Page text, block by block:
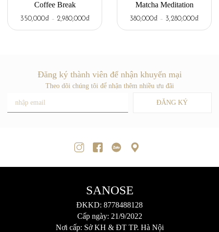
Coffee Break
350,000₫ – 2,980,000₫
Matcha Meditation
380,000₫ – 3,280,000₫
Đăng ký thành viên để nhận khuyến mại
Theo dõi chúng tôi để nhận thêm nhiều ưu đãi
ĐĂNG KÝ
SANOSE
ĐKKD: 8778488128
Cấp ngày: 21/9/2022
Nơi cấp: Sở KH & ĐT TP. Hà Nội